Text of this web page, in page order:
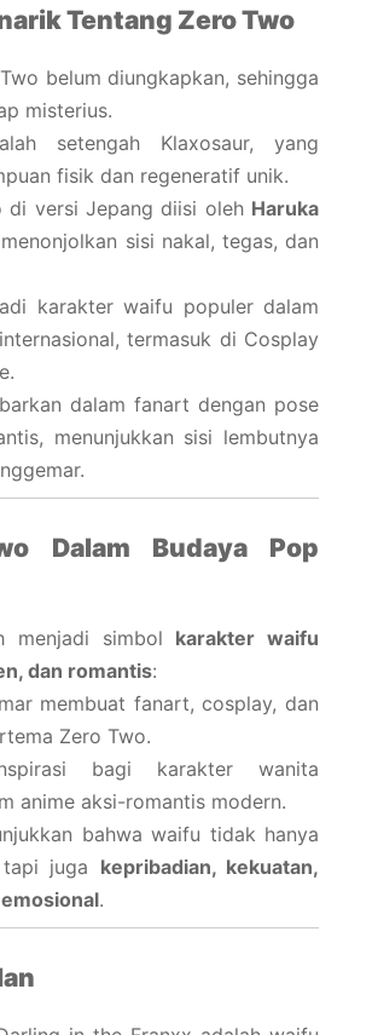
Tentang Zero Two
belum diungkapkan, sehingga
misterius.
setengah Klaxosaur, yang
fisik dan regeneratif unik.
di versi Jepang diisi oleh Haruka
sisi nakal, tegas, dan
karakter waifu populer dalam
termasuk di Cosplay
dalam fanart dengan pose
menunjukkan sisi lembutnya
Dalam Budaya Pop
menjadi simbol karakter waifu
dan romantis:
membuat fanart, cosplay, dan
Zero Two.
bagi karakter wanita
anime aksi-romantis modern.
bahwa waifu tidak hanya
juga kepribadian, kekuatan,
.